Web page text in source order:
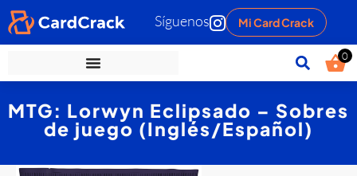
Síguenos Mi Card Crack
0
MTG: Lorwyn Eclipsado – Sobres
de juego (Inglés/Español)